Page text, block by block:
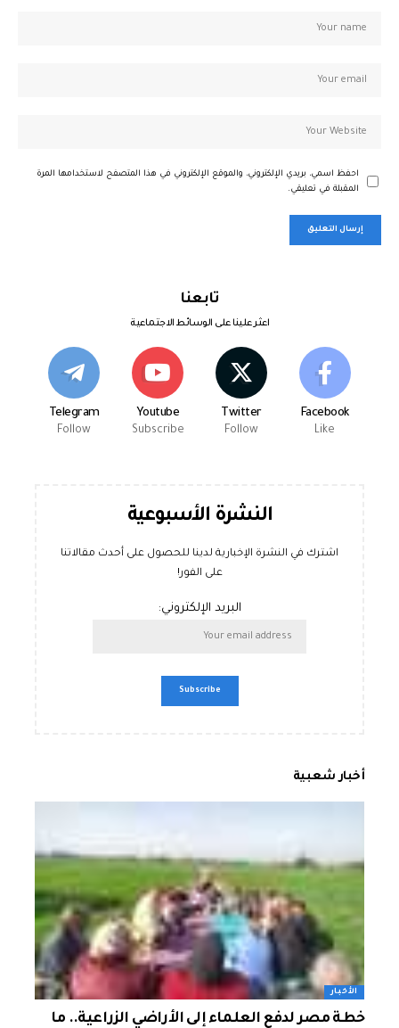
احفظ اسمي، بريدي الإلكتروني، والموقع الإلكتروني في هذا المتصفح لاستخدامها المرة
المقبلة في تعليقي.
تابعنا
اعثر علينا على الوسائط الاجتماعية
Facebook
Like
Twitter
Follow
Youtube
Subscribe
Telegram
Follow
النشرة الأسبوعية
اشترك في النشرة الإخبارية لدينا للحصول على أحدث مقالاتنا
على الفور!
البريد الإلكتروني:
أخبار شعبية
الأخبار
خطة مصر لدفع العلماء إلى الأراضي الزراعية.. ما